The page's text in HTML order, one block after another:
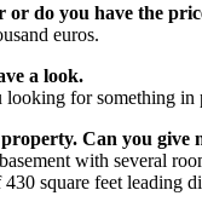
or do you have the
euros.
a look.
for something
Can you give
with several
square feet leading